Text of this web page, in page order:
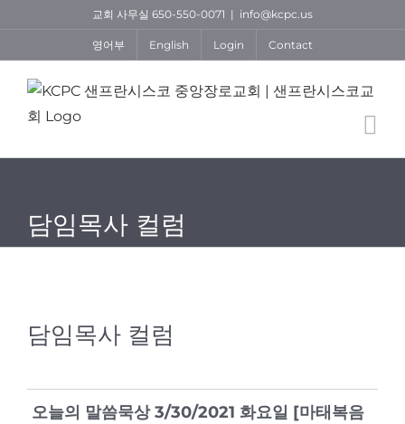
content
교회 사무실 650-550-0071 | info@kcpc.us
영어부 English Login Contact
담임목사 컬럼
담임목사 컬럼
오늘의 말씀묵상 3/30/2021 화요일 [마태복음